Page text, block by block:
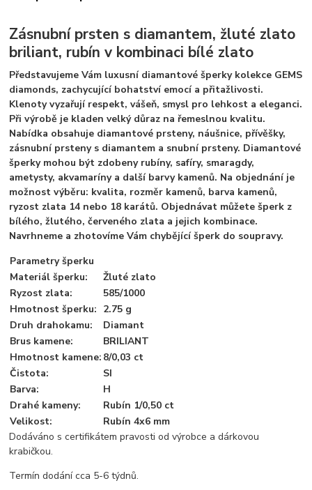
Zásnubní prsten s diamantem, žluté zlato
briliant, rubín v kombinaci bílé zlato
Představujeme Vám luxusní diamantové šperky kolekce GEMS
diamonds, zachycující bohatství emocí a přitažlivosti.
Klenoty vyzařují respekt, vášeň, smysl pro lehkost a eleganci.
Při výrobě je kladen velký důraz na řemeslnou kvalitu.
Nabídka obsahuje diamantové prsteny, náušnice, přívěšky,
zásnubní prsteny s diamantem a snubní prsteny. Diamantové
šperky mohou být zdobeny rubíny, safíry, smaragdy,
ametysty, akvamaríny a další barvy kamenů. Na objednání je
možnost výběru: kvalita, rozměr kamenů, barva kamenů,
ryzost zlata 14 nebo 18 karátů. Objednávat můžete šperk z
bílého, žlutého, červeného zlata a jejich kombinace.
Navrhneme a zhotovíme Vám chybějící šperk do soupravy.
Parametry šperku
Materiál šperku:
Žluté zlato
Ryzost zlata:
585/1000
Hmotnost šperku: 2.75 g
Druh drahokamu:
Diamant
Brus kamene:
BRILIANT
Hmotnost kamene: 8/0,03 ct
Čistota:
SI
Barva:
H
Drahé kameny:
Rubín 1/0,50 ct
Velikost:
Rubín 4x6 mm
Dodáváno s certifikátem pravosti od výrobce a dárkovou
krabičkou.
Termín dodání cca 5-6 týdnů.